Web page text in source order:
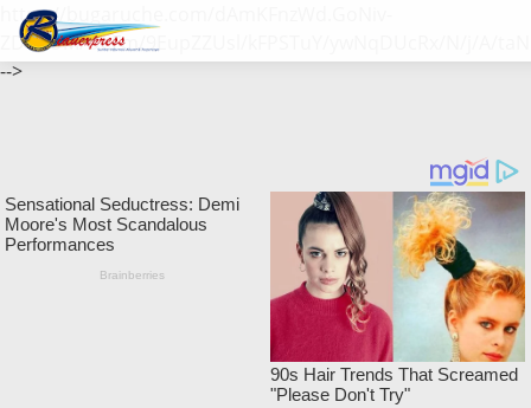
https://bugaruche.com/dAmKFnzWd.GoNiv-
ZDGvUM/DeFm/9EupZZUsl/kFPSTuY/ywNqDUcRx/N/j/A/
-->